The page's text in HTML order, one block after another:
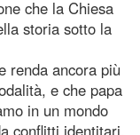
che la Chiesa
storia sotto la
renda ancora più
e che papa
in un mondo
conflitti identitari,